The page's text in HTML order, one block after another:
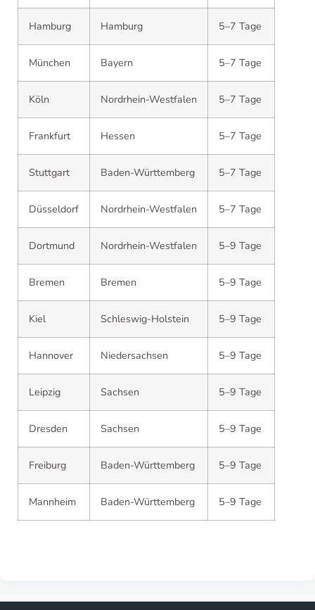
Hamburg Hamburg 5–7 Tage
München Bayern 5–7 Tage
Köln Nordrhein-Westfalen 5–7 Tage
Frankfurt Hessen 5–7 Tage
Stuttgart Baden-Württemberg 5–7 Tage
Düsseldorf Nordrhein-Westfalen 5–7 Tage
Dortmund Nordrhein-Westfalen 5–9 Tage
Bremen Bremen 5–9 Tage
Kiel Schleswig-Holstein 5–9 Tage
Hannover Niedersachsen 5–9 Tage
Leipzig Sachsen 5–9 Tage
Dresden Sachsen 5–9 Tage
Freiburg Baden-Württemberg 5–9 Tage
Mannheim Baden-Württemberg 5–9 Tage